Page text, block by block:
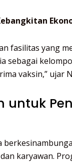
fasilitas yang
sebagai
vaksin,” ujar
untuk
karyawan.